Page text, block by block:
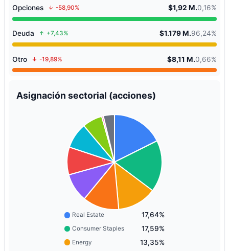
Opciones -58,90% $1,92 M.0,16%
Deuda +7,43% $1.179 M.96,24%
Otro -19,89% $8,11 M.0,66%
Asignación sectorial (acciones)
Real Estate 17,64%
Consumer Staples 17,59%
Energy 13,35%